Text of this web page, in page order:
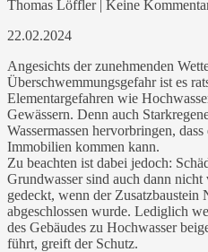
Thomas Löffler | Keine
22.02.2024
Angesichts der zunehmenden
Überschwemmungsgefahr ist es
Elementargefahren wie
Gewässern. Denn auch
Wassermassen hervorbringen,
Immobilien kommen kann.
Zu beachten ist dabei jedoch:
Grundwasser sind auch dann nicht
gedeckt, wenn der Zusatzbaustein
abgeschlossen wurde. Lediglich
des Gebäudes zu Hochwasser
führt, greift der Schutz.